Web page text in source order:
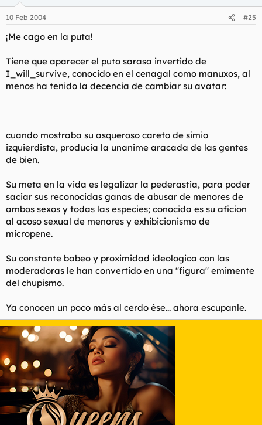
10 Feb 2004 #25
¡Me cago en la puta!
Tiene que aparecer el puto sarasa invertido de
I_will_survive, conocido en el cenagal como manuxos, al
menos ha tenido la decencia de cambiar su avatar:
cuando mostraba su asqueroso careto de simio
izquierdista, producia la unanime aracada de las gentes
de bien.
Su meta en la vida es legalizar la pederastia, para poder
saciar sus reconocidas ganas de abusar de menores de
ambos sexos y todas las especies; conocida es su aficion
al acoso sexual de menores y exhibicionismo de
micropene.
Su constante babeo y proximidad ideologica con las
moderadoras le han convertido en una "figura" emimente
del chupismo.
Ya conocen un poco más al cerdo ése... ahora escupanle.